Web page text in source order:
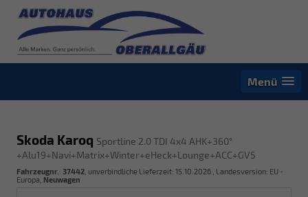
Menü
Skoda Karoq Sportline 2.0 TDI 4x4 AHK+360°
+Alu19+Navi+Matrix+Winter+eHeck+Lounge+ACC+GV5
Fahrzeugnr. : 37442 , unverbindliche Lieferzeit: 15.10.2026 , Landesversion: EU -
Europa, Neuwagen